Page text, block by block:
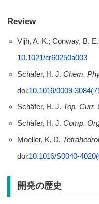
Review
Vijh, A. K.; Conway, B. E.
10.1021/cr60250a003
Schäfer, H. J. Chem.
doi:10.1016/0009-
Schäfer, H. J. Top. Curr.
Schäfer, H. J. Comp.
Moeller, K. D.
doi:10.1016/S0040-
開発の歴史